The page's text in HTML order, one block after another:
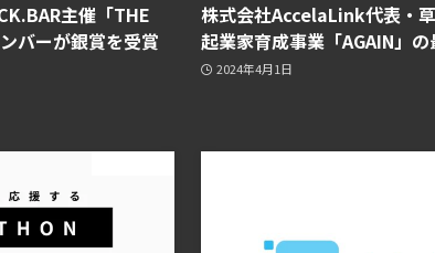
主催「THE
バーが銀賞を受賞
株式会社AccelaLink代表・
起業家育成事業「AGAIN」の
2024年4月1日